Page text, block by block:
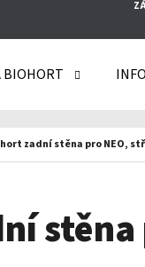
BIOHORT
zadní stěna pro NEO,